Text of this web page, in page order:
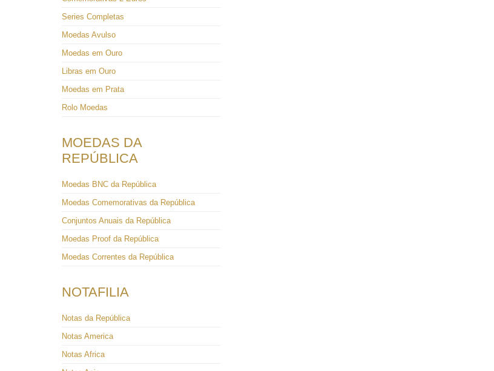
Series Completas
Moedas Avulso
Moedas em Ouro
Libras em Ouro
Moedas em Prata
Rolo Moedas
MOEDAS DA
REPÚBLICA
Moedas BNC da República
Moedas Comemorativas da República
Conjuntos Anuais da República
Moedas Proof da República
Moedas Correntes da República
NOTAFILIA
Notas da República
Notas America
Notas Africa